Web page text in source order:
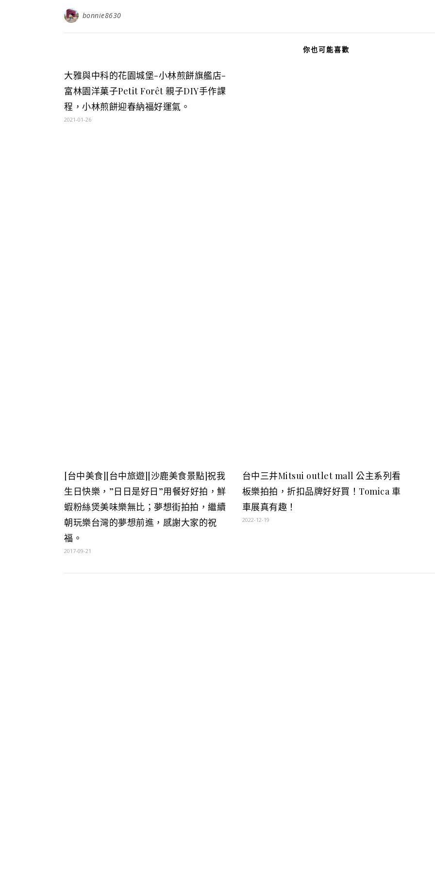
bonnie8630
你也可能喜歡
大雅與中科的花園城堡-小林煎餅旗艦店-
富林園洋菓子Petit Forêt 親子DIY手作課
程，小林煎餅迎春納福好運氣。
2021-01-26
[台中美食][台中旅遊][沙鹿美食景點]祝我
生日快樂，”日日是好日”用餐好好拍，鮮
蝦粉絲煲美味樂無比；夢想街拍拍，繼續
朝玩樂台灣的夢想前進，感謝大家的祝
福。
2017-09-21
台中三井Mitsui outlet mall 公主系列看
板樂拍拍，折扣品牌好好買！Tomica 車
車展真有趣！
2022-12-19